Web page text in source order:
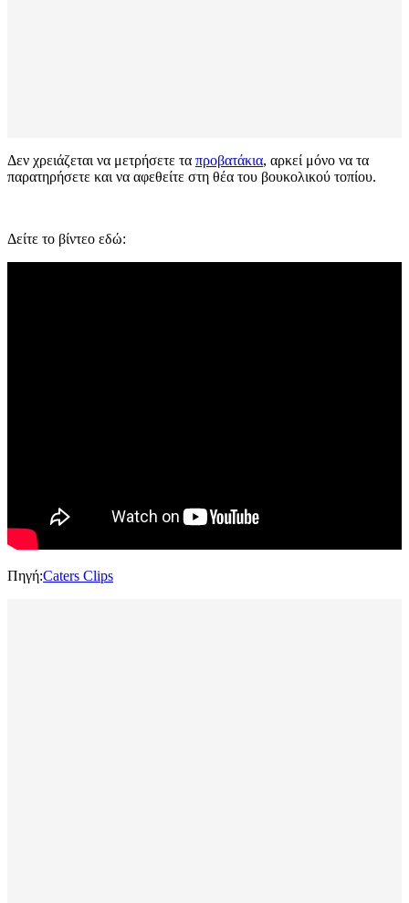
Δεν χρειάζεται να μετρήσετε τα προβατάκια, αρκεί μόνο να τα
παρατηρήσετε και να αφεθείτε στη θέα του βουκολικού τοπίου.
Δείτε το βίντεο εδώ:
Πηγή:Caters Clips